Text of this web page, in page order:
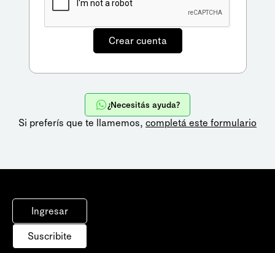
¿Necesitás ayuda?
Si preferís que te llamemos, completá este formulario
Ingresar
Suscribite